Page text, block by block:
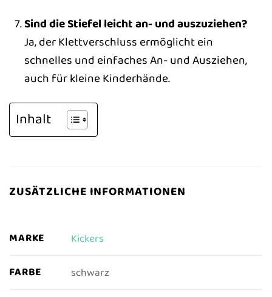
Sind die Stiefel leicht an- und auszuziehen?
Ja, der Klettverschluss ermöglicht ein
schnelles und einfaches An- und Ausziehen,
auch für kleine Kinderhände.
Inhalt
ZUSÄTZLICHE INFORMATIONEN
MARKE Kickers
FARBE schwarz